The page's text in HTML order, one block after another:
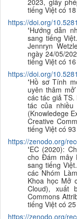
2023, giấy
tiếng Việt có
https://doi.org/
‘Hướng dẫn
sang tiếng
Jennryn
ngày 24/05/
tiếng Việt có
https://doi.org/
‘Hồ sơ Tính
uyên thâm mở
các tác giả TS.
tác của
(Knowledege
Creative
tiếng Việt có
https://zenodo.org/
‘EC (2020):
cho Đám mây
sang tiếng
các Nhóm
Khoa học Mở
Cloud), xuất
Commons
tiếng Việt có
https://zenodo.org/